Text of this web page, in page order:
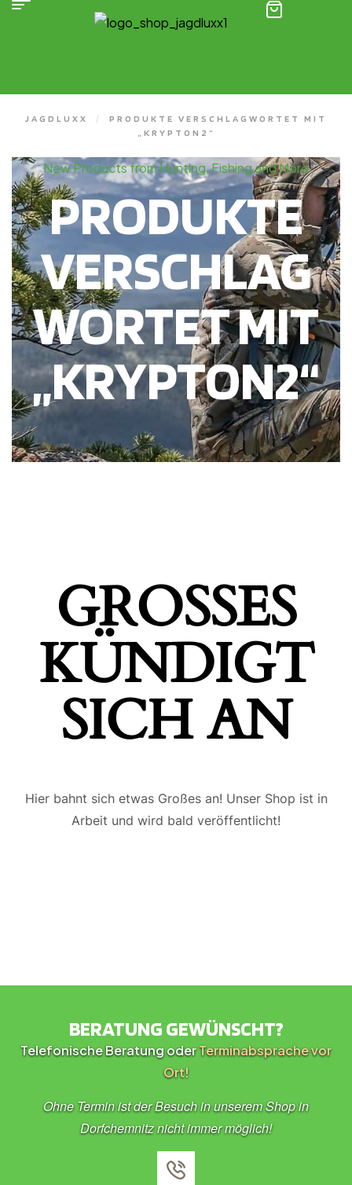
JAGDLUXX /
PRODUKTE VERSCHLAGWORTET MIT
„KRYPTON2“
New Products from Hunting, Fishing and More
PRODUKTE
VERSCHLAG
WORTET MIT
„KRYPTON2“
GROSSES K
ÜNDIGT S
ICH AN
Hier bahnt sich etwas Großes an! Unser Shop ist in
Arbeit und wird bald veröffentlicht!
BERATUNG GEWÜNSCHT?
Telefonische Beratung oderTerminabsprache vor
Ort!
Ohne Termin ist der Besuch in unserem Shop in
Dorfchemnitz nicht immer möglich!